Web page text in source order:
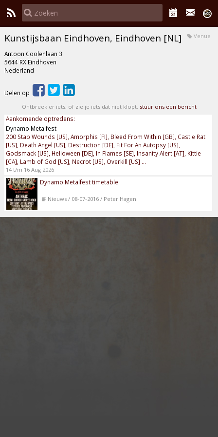
Venue
Kunstijsbaan Eindhoven, Eindhoven [NL]
Antoon Coolenlaan 3
5644 RX Eindhoven
Nederland
Delen op
Ontbreek er iets, of zie je iets dat niet klopt, stuur ons een bericht
Aankomende optredens:
Dynamo Metalfest
200 Stab Wounds [US], Amorphis [FI], Bleed From Within [GB], Castle Rat
[US], Death Angel [US], Destruction [DE], Fit For An Autopsy [US],
Godsmack [US], Helloween [DE], In Flames [SE], Insanity Alert [AT], Kittie
[CA], Lamb of God [US], Necrot [US], Overkill [US] ...
14 t/m 16 Aug 2026
Dynamo Metalfest timetable
Nieuws / 08-07-2016 / Peter Hagen